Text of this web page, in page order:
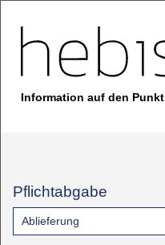
Information auf den Punkt
Pflichtabgabe
Ablieferung